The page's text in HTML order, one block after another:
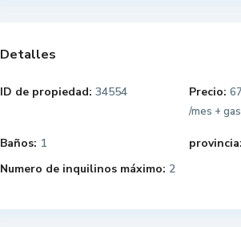
Detalles
ID de propiedad: 34554 Precio:
/mes +
Baños: 1
Numero de inquilinos máximo: 2